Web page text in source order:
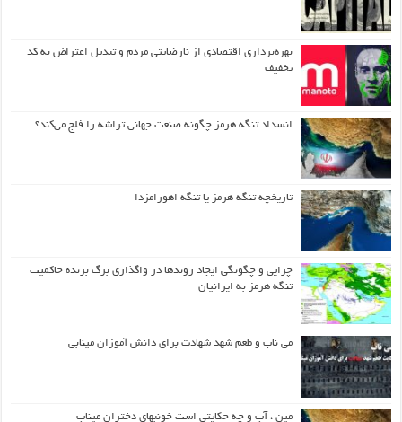
بهره‌برداری اقتصادی از نارضایتی مردم و تبدیل اعتراض به کد
تخفیف
انسداد تنگه هرمز چگونه صنعت جهانی تراشه را فلج می‌کند؟
تاریخچه تنگه هرمز یا تنگه اهورامزدا
چرایی و چگونگی ایجاد روندها در واگذاری برگ برنده حاکمیت
تنگه هرمز به ایرانیان
می ناب و طعم شهد شهادت برای دانش آموزان مینابی
مین ، آب و چه حکایتی است خونبهای دختران میناب